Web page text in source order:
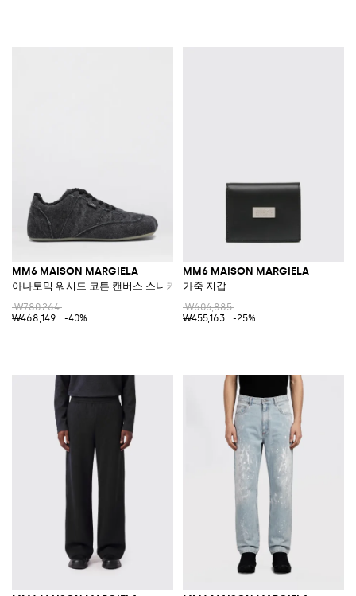
MM6 MAISON MARGIELA
아나토믹 워시드 코튼 캔버스 스니커즈
₩780,264
₩468,149
-40%
MM6 MAISON MARGIELA
가죽 지갑
₩606,885
₩455,163
-25%